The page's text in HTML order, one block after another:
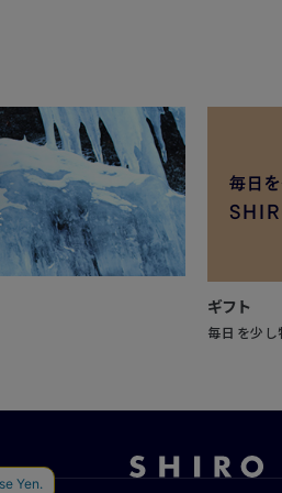
ギフト
毎日を少し